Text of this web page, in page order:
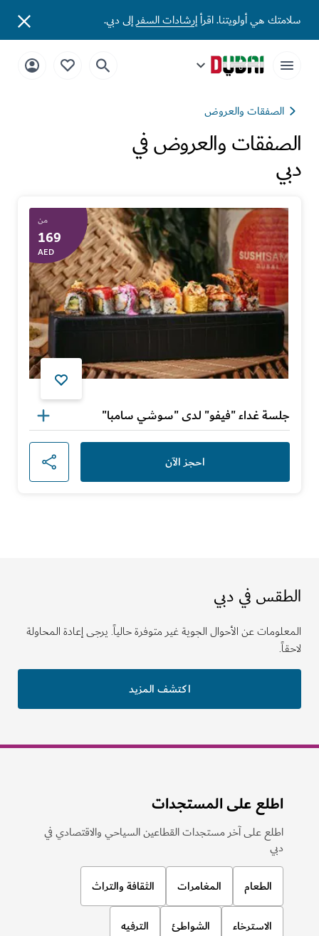
سلامتك هي أولويتنا. اقرأإرشادات السفرإلى دبي.
الصفقات والعروض
الصفقات والعروض في
دبي
من
169
AED
جلسة غداء "فيفو" لدى "سوشي سامبا"
احجز الآن
الطقس في دبي
المعلومات عن الأحوال الجوية غير متوفرة حالياً. يرجى إعادة المحاولة
لاحقاً.
اكتشف المزيد
اطلع على المستجدات
اطلع على آخر مستجدات القطاعين السياحي والاقتصادي في
دبي
الطعام المغامرات الثقافة والتراث
الاسترخاء الشواطئ الترفيه